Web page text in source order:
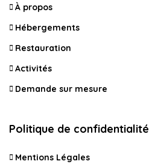
À propos
Hébergements
Restauration
Activités
Demande sur mesure
Politique de confidentialité
Mentions Légales